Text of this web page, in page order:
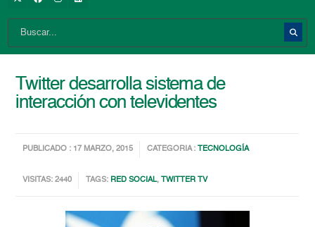
Twitter desarrolla sistema de
interacción con televidentes
PUBLICADO : 17 MARZO, 2015 CATEGORIA : TECNOLOGÍA
VISITAS: 2440 TAGS: RED SOCIAL, TWITTER TV